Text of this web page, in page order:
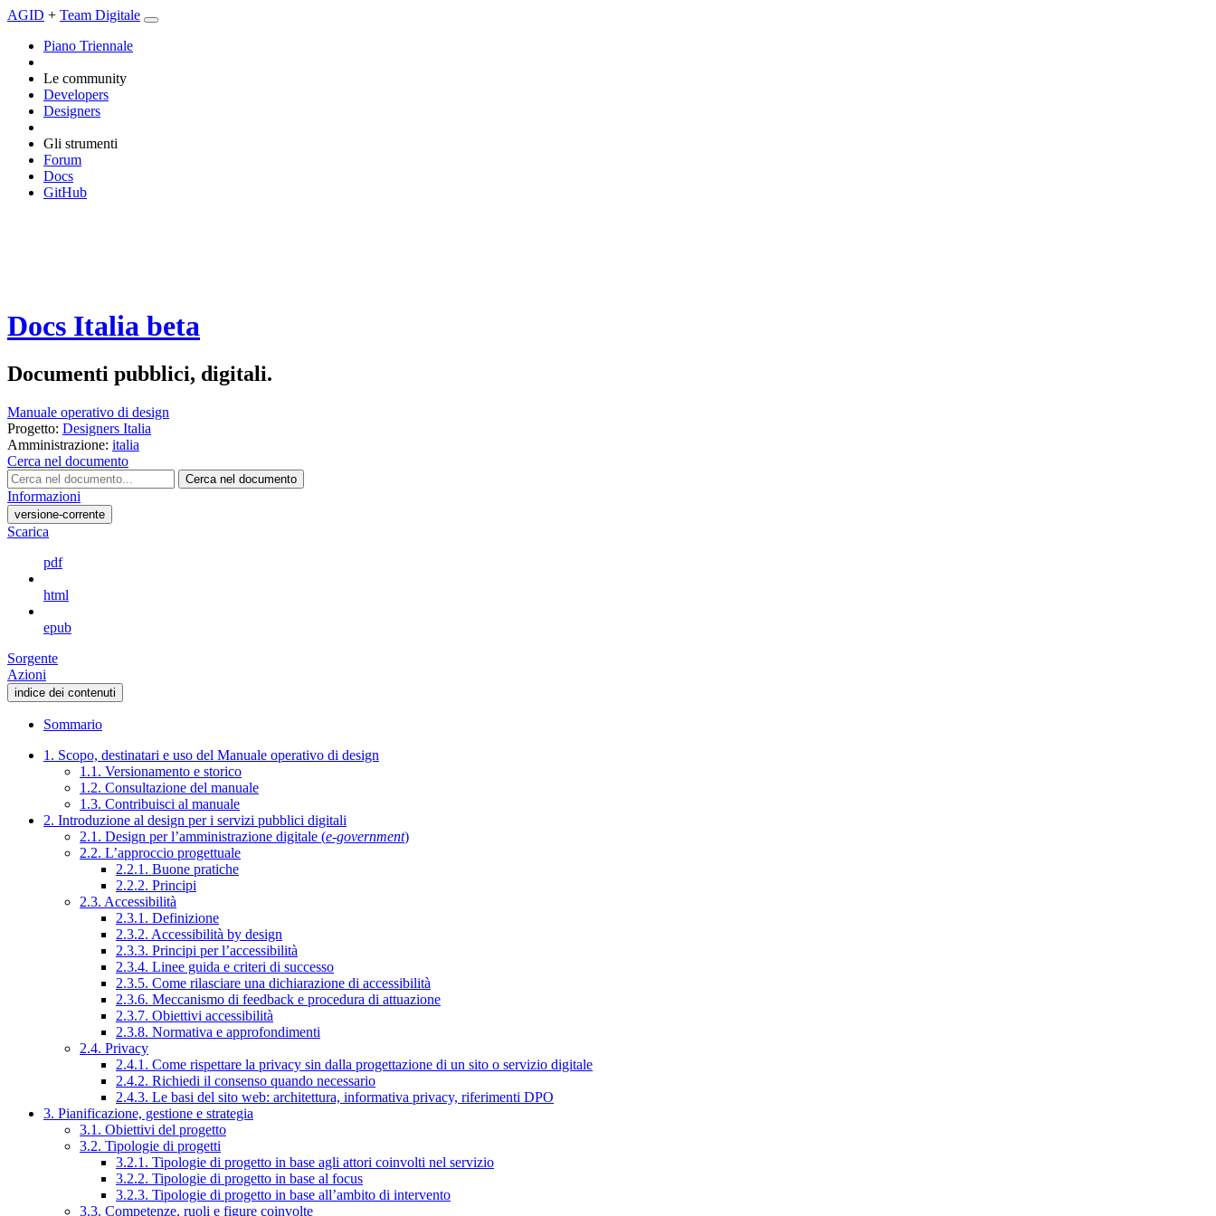
AGID + Team Digitale
Piano Triennale
Le community
Developers
Designers
Gli strumenti
Forum
Docs
GitHub
Docs Italia beta
Documenti pubblici, digitali.
Manuale operativo di design
Progetto: Designers Italia
Amministrazione: italia
Cerca nel documento
Cerca nel documento
Informazioni
versione-corrente
Scarica
pdf
html
epub
Sorgente
Azioni
indice dei contenuti
Sommario
1. Scopo, destinatari e uso del Manuale operativo di design
1.1. Versionamento e storico
1.2. Consultazione del manuale
1.3. Contribuisci al manuale
2. Introduzione al design per i servizi pubblici digitali
2.1. Design per l’amministrazione digitale (e-government)
2.2. L’approccio progettuale
2.2.1. Buone pratiche
2.2.2. Principi
2.3. Accessibilità
2.3.1. Definizione
2.3.2. Accessibilità by design
2.3.3. Principi per l’accessibilità
2.3.4. Linee guida e criteri di successo
2.3.5. Come rilasciare una dichiarazione di accessibilità
2.3.6. Meccanismo di feedback e procedura di attuazione
2.3.7. Obiettivi accessibilità
2.3.8. Normativa e approfondimenti
2.4. Privacy
2.4.1. Come rispettare la privacy sin dalla progettazione di un sito o servizio digitale
2.4.2. Richiedi il consenso quando necessario
2.4.3. Le basi del sito web: architettura, informativa privacy, riferimenti DPO
3. Pianificazione, gestione e strategia
3.1. Obiettivi del progetto
3.2. Tipologie di progetti
3.2.1. Tipologie di progetto in base agli attori coinvolti nel servizio
3.2.2. Tipologie di progetto in base al focus
3.2.3. Tipologie di progetto in base all’ambito di intervento
3.3. Competenze, ruoli e figure coinvolte